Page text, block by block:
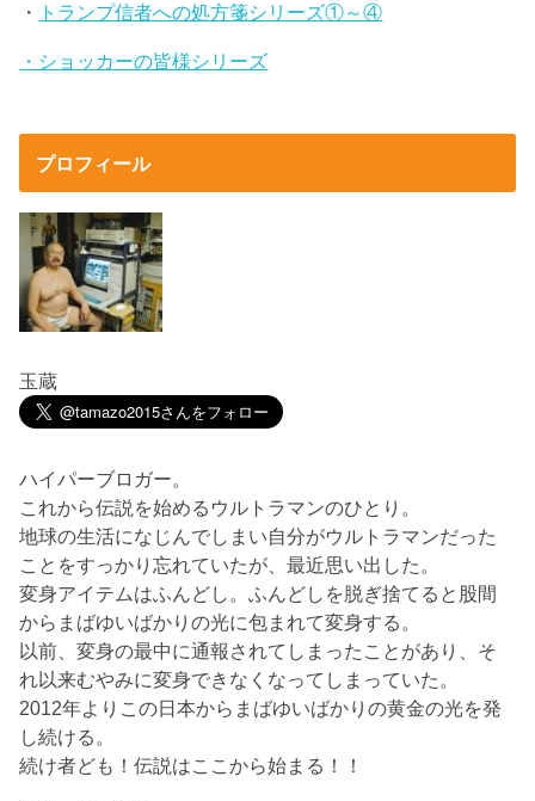
・ トランプ信者への処方箋シリーズ①～④
・ショッカーの皆様シリーズ
プロフィール
玉蔵
ハイパーブロガー。
これから伝説を始めるウルトラマンのひとり。
地球の生活になじんでしまい自分がウルトラマンだった
ことをすっかり忘れていたが、最近思い出した。
変身アイテムはふんどし。ふんどしを脱ぎ捨てると股間
からまばゆいばかりの光に包まれて変身する。
以前、変身の最中に通報されてしまったことがあり、そ
れ以来むやみに変身できなくなってしまっていた。
2012年よりこの日本からまばゆいばかりの黄金の光を発
し続ける。
続け者ども！伝説はここから始まる！！